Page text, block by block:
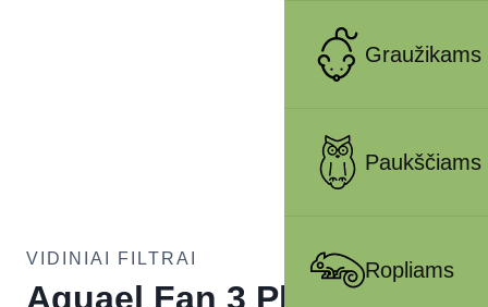
Graužikams
Paukščiams
Ropliams
VIDINIAI FILTRAI
Aquael Fan 3 Plus vidinis